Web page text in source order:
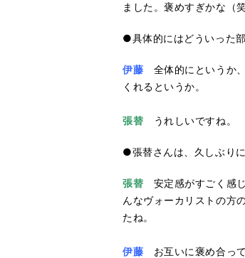
ました。褒めすぎかな（笑
●具体的にはどういった
伊藤 全体的にというか
くれるというか。
張替 うれしいですね。
●張替さんは、久しぶり
張替 安定感がすごく感
んなヴォーカリストの方
たね。
伊藤 お互いに褒め合っ